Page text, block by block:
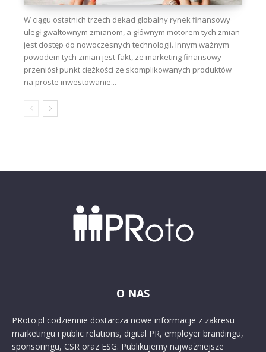
W ciągu ostatnich trzech dekad globalny rynek finansowy
uległ gwałtownym zmianom, a głównym motorem tych zmian
jest dostęp do nowoczesnych technologii. Innym ważnym
powodem tych zmian jest fakt, że marketing finansowy
przeniósł punkt ciężkości ze skomplikowanych produktów
na proste inwestowanie...
O NAS
PRoto.pl codziennie dostarcza nowe informacje z zakresu
marketingu i public relations, digital PR, employer brandingu,
sponsoringu, CSR oraz ESG. Publikujemy najważniejsze